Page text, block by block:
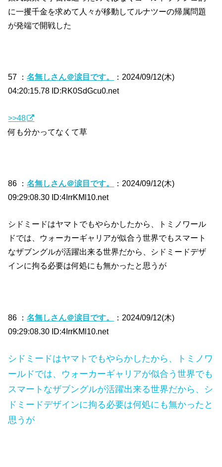
に一攫千金を求めて人々が移動してルナツーの帰属問題
が発端で開戦した
57 ：名無しさん＠涙目です。
：2024/09/12(木)
04:20:15.78 ID:RK0SdGcu0.net
>>48
何も分かってなくて草
86 ：名無しさん＠涙目です。
：2024/09/12(木)
09:29:08.30 ID:4IrrKMl10.net
シドミードはヤマトでもやらかしたから、トミノワール
ドでは、ウォーカーギャリアが似合う世界でもスマート
なザブングルが活躍出来る世界だから、シドミードデザ
インに拘る必要は何処にも無かったと思うが
86 ：名無しさん＠涙目です。
：2024/09/12(木)
09:29:08.30 ID:4IrrKMl10.net
シドミードはヤマトでもやらかしたから、トミノワ
ールドでは、ウォーカーギャリアが似合う世界でも
スマートなザブングルが活躍出来る世界だから、シ
ドミードデザインに拘る必要は何処にも無かったと
思うが